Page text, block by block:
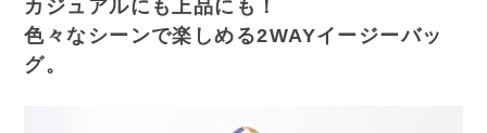
カジュアルにも上品にも！
色々なシーンで楽しめる2WAYイージーバッ
グ。